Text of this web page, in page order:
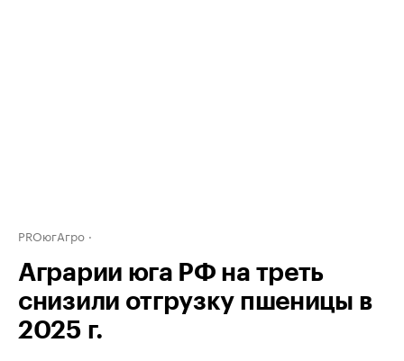
PROюгАгро
Аграрии юга РФ на треть
снизили отгрузку пшеницы в
2025 г.